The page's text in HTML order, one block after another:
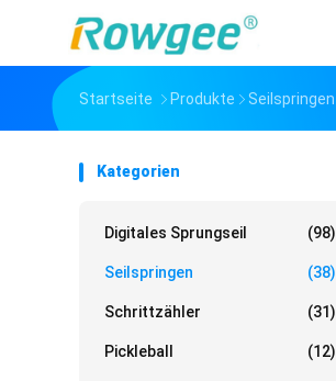
Startseite Produkte Seilspringen
Kategorien
Digitales Sprungseil (98)
Seilspringen (38)
Schrittzähler (31)
Pickleball (12)